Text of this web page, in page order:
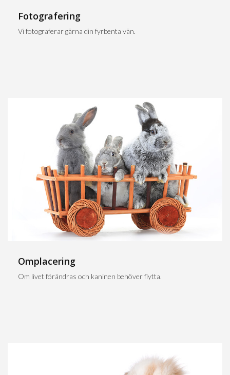
Fotografering
Vi fotograferar gärna din fyrbenta vän.
Omplacering
Om livet förändras och kaninen behöver flytta.